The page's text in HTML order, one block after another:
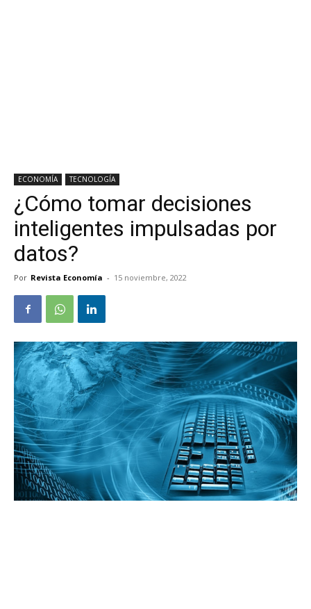
ECONOMÍA TECNOLOGÍA
¿Cómo tomar decisiones
inteligentes impulsadas por
datos?
Por Revista Economía - 15 noviembre, 2022